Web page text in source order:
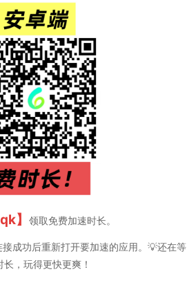
】 领取免费加速时长。
成功后重新打开要加速的应用。💡还在等
长，玩得更快更爽！